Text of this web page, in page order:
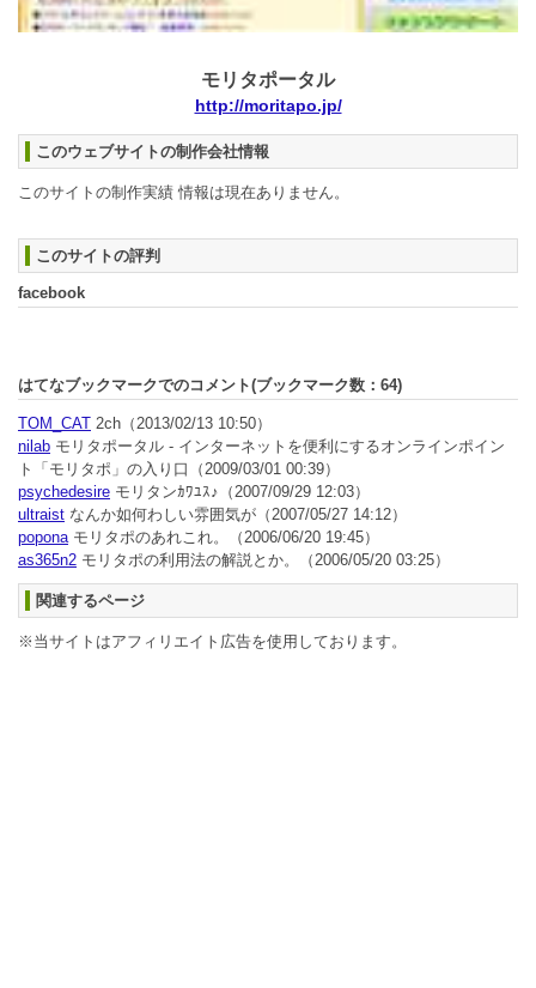
モリタポータル
http://moritapo.jp/
このウェブサイトの制作会社情報
このサイトの制作実績 情報は現在ありません。
このサイトの評判
facebook
はてなブックマークでのコメント(ブックマーク数： 64)
TOM_CAT 2ch （2013/02/13 10:50）
nilab モリタポータル - インターネットを便利にするオンラインポイン
ト「モリタポ」の入り口
（2009/03/01 00:39）
psychedesire モリタンｶﾜﾕｽ♪ （2007/09/29 12:03）
ultraist なんか如何わしい雰囲気が （2007/05/27 14:12）
poponaモリタポのあれこれ。
（2006/06/20 19:45）
as365n2 モリタポの利用法の解説とか。 （2006/05/20 03:25）
関連するページ
※当サイトはアフィリエイト広告を使用しております。